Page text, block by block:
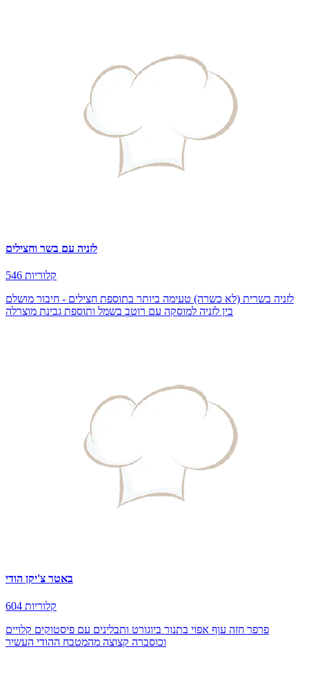
לזניה עם בשר וחצילים
546 קלוריות
לזניה בשרית (לא כשרה) טעימה ביותר בתוספת חצילים - חיבור מושלם
בין לזניה למוסקה עם רוטב בשמל ותוספת גבינת מוצרלה
באטר צ'יקן הודי
604 קלוריות
פרפר חזה עוף אפוי בתנור ביוגורט ותבלינים עם פיסטוקים קלויים
וכוסברה קצוצה מהמטבח ההודי העשיר